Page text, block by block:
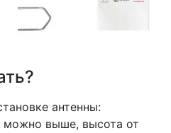
антенны:
можно выше, высота от